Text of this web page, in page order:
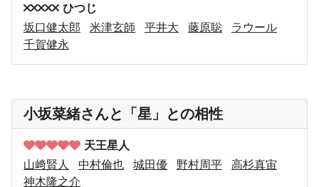
ひつじ
坂口健太郎
米津玄師 平井大 藤原聡
ラウール
千賀健永
小坂菜緒さんと「星」との相性
天王星人
山﨑賢人
中村倫也 城田優 野村周平
高杉真宙
神木隆之介